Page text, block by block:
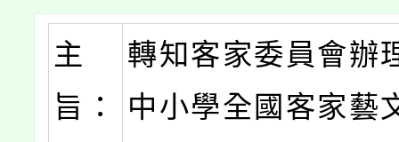
主
旨：
轉知客家委員會辦
中小學全國客家藝